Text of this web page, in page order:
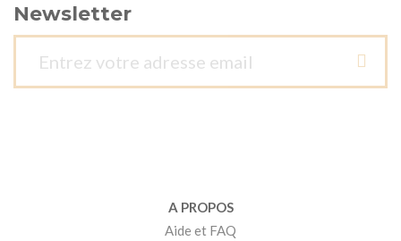
Newsletter
A PROPOS
Aide et FAQ